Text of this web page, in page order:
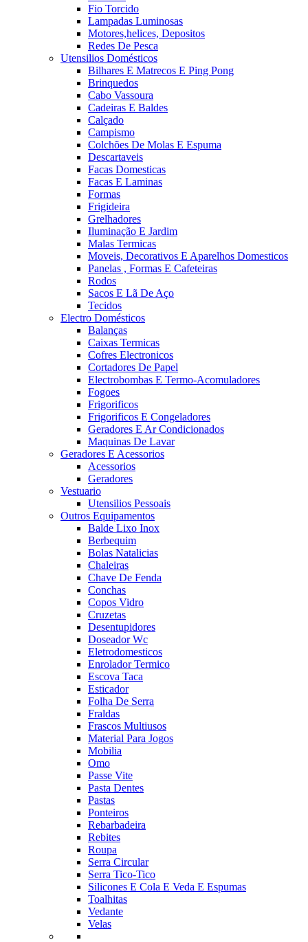
Fio Torcido
Lampadas Luminosas
Motores,helices, Depositos
Redes De Pesca
Utensilios Domésticos
Bilhares E Matrecos E Ping Pong
Brinquedos
Cabo Vassoura
Cadeiras E Baldes
Calçado
Campismo
Colchões De Molas E Espuma
Descartaveis
Facas Domesticas
Facas E Laminas
Formas
Frigideira
Grelhadores
Iluminação E Jardim
Malas Termicas
Moveis, Decorativos E Aparelhos Domesticos
Panelas , Formas E Cafeteiras
Rodos
Sacos E Lã De Aço
Tecidos
Electro Domésticos
Balanças
Caixas Termicas
Cofres Electronicos
Cortadores De Papel
Electrobombas E Termo-Acomuladores
Fogoes
Frigorificos
Frigorificos E Congeladores
Geradores E Ar Condicionados
Maquinas De Lavar
Geradores E Acessorios
Acessorios
Geradores
Vestuario
Utensilios Pessoais
Outros Equipamentos
Balde Lixo Inox
Berbequim
Bolas Natalicias
Chaleiras
Chave De Fenda
Conchas
Copos Vidro
Cruzetas
Desentupidores
Doseador Wc
Eletrodomesticos
Enrolador Termico
Escova Taca
Esticador
Folha De Serra
Fraldas
Frascos Multiusos
Material Para Jogos
Mobilia
Omo
Passe Vite
Pasta Dentes
Pastas
Ponteiros
Rebarbadeira
Rebites
Roupa
Serra Circular
Serra Tico-Tico
Silicones E Cola E Veda E Espumas
Toalhitas
Vedante
Velas